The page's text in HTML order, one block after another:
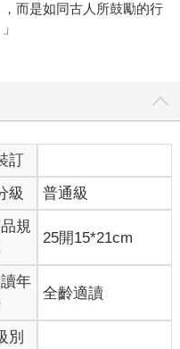
而是如同古人所鼓勵的行
訂
級 普通級
規
25開15*21cm
年
全齡適讀
別